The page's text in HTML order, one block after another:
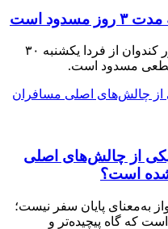
است
رئیس پلیس راه مازندران گفت: محور کندوان از فردا یکشنبه ۳۰
مسدود است.
از چالش‌های اصلی
شده است؟
به‌معنای پایان سفر نیست؛
است که گاه پیچیده‌تر و